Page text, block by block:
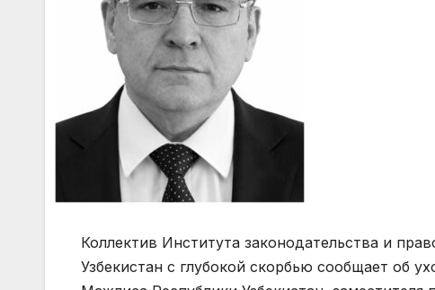
Коллектив Института законодательства и
Узбекистан с глубокой скорбью сообщает об